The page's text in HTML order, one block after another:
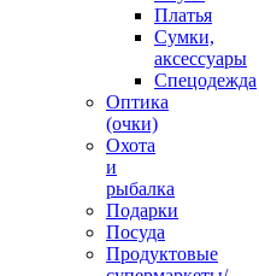
Платья
Сумки,
аксессуары
Спецодежда
Оптика
(очки)
Охота
и
рыбалка
Подарки
Посуда
Продуктовые